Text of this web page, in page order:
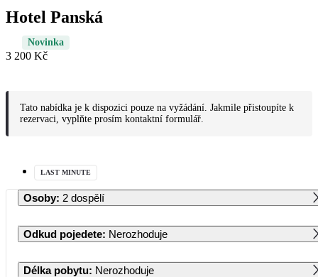
Hotel Panská
Novinka
3 200 Kč
Tato nabídka je k dispozici pouze na vyžádání. Jakmile přistoupíte k
rezervaci, vyplňte prosím kontaktní formulář.
LAST MINUTE
Osoby: 2 dospělí
Odkud pojedete: Nerozhoduje
Délka pobytu: Nerozhoduje